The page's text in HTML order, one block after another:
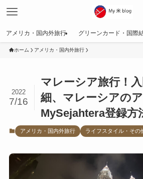
アメリカ・国内外旅行 グリーンカード・国際
ホーム アメリカ・国内外旅行
マレーシア旅行！
細、マレーシアの
MySejahtera登録方
2022
7/16
アメリカ・国内外旅行 ライフスタイル・その